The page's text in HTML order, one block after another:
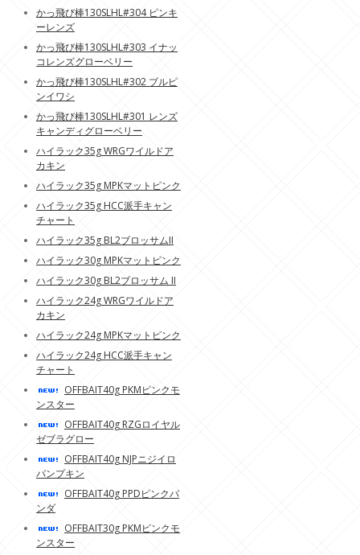
かっ飛び棒130SLHL#304 ピンキ
ーレンズ
かっ飛び棒130SLHL#303 イナッ
コレンズグローベリー
かっ飛び棒130SLHL#302 ブルピ
ンイワシ
かっ飛び棒130SLHL#301 レンズ
キャンディグローベリー
ハイラック35g WRGワイルドア
カキン
ハイラック35g MPKマットピンク
ハイラック35g HCC派手キャン
チャート
ハイラック35g BL2ブロッサムII
ハイラック30g MPKマットピンク
ハイラック30g BL2ブロッサム II
ハイラック24g WRGワイルドア
カキン
ハイラック24g MPKマットピンク
ハイラック24g HCC派手キャン
チャート
OFFBAIT40g PKMピンクモ
ンスター
OFFBAIT40g RZGロイヤル
ゼブラグロー
OFFBAIT40g NJPニジイロ
パンプキン
OFFBAIT40g PPDピンクパ
ンダ
OFFBAIT30g PKMピンクモ
ンスター